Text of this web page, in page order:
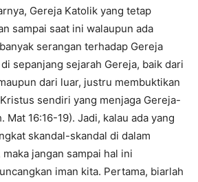
Gereja Katolik yang tetap
sampai saat ini walaupun ada
serangan terhadap Gereja
sepanjang sejarah Gereja, baik dari
dari luar, justru membuktikan
sendiri yang menjaga Gereja-
Mat 16:16-19). Jadi, kalau ada yang
skandal-skandal di dalam
maka jangan sampai hal ini
iman kita. Pertama, biarlah